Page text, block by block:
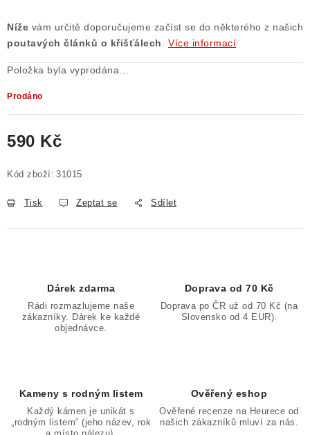
Níže vám určitě doporučujeme začíst se do některého z našich
poutavých článků o křišťálech
Více informací
Položka byla vyprodána…
Prodáno
590 Kč
Kód zboží: 31015
Tisk Zeptat se Sdílet
Dárek zdarma
Rádi rozmazlujeme naše
zákazníky. Dárek ke každé
objednávce.
Doprava od 70 Kč
Doprava po ČR už od 70 Kč (na
Slovensko od 4 EUR).
Kameny s rodným listem
Každý kámen je unikát s
„rodným listem“ (jeho název, rok
Ověřený eshop
Ověřené recenze na Heurece od
našich zákazníků mluví za nás.